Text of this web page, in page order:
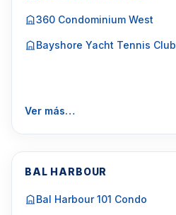
360 Condominium West
Bayshore Yacht Tennis Club
Ver más…
BAL HARBOUR
Bal Harbour 101 Condo